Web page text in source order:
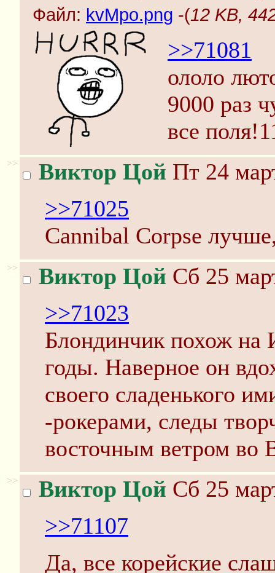
Файл: kvMpo.png -(12 KB,
>>71081
ололо
9000 раз
все
>> Виктор Цой Пт 24
>>71025
Cannibal Corpse
>> Виктор Цой Сб 25
>>71023
Блондинчик похож
годы. Наверное он
своего сладенького
-рокерами, следы
восточным ветром во
>> Виктор Цой Сб 25
>>71107
Да, все корейские